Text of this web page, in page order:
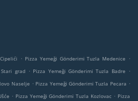
. Pizza Yemeği Gönderimi Tuzla Medenice
.
grad . Pizza Yemeği Gönderimi Tuzla Badre
.
Naselje . Pizza Yemeği Gönderimi Tuzla Pecara .
. Pizza Yemeği Gönderimi Tuzla Kozlovac . Pizza